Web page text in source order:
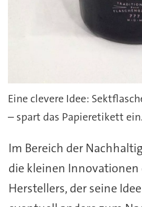
Eine clevere Idee:
– spart das Papieretikett ein.
Im Bereich der
die kleinen Innovationen
Herstellers, der seine